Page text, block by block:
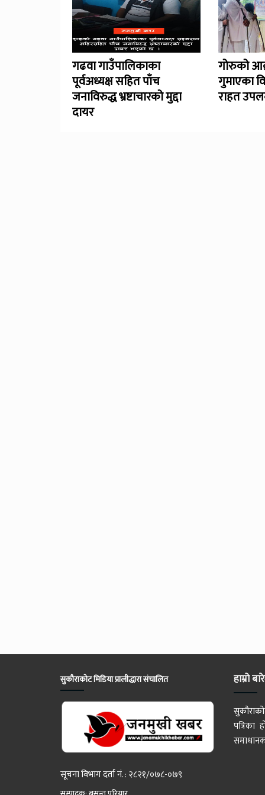
गढवा गाउँपालिकाका
पूर्वअध्यक्ष सहित पाँच
जनाविरुद्ध भ्रष्टाचारको मुद्दा
दायर
गोरुको
गुमाएका
राहत
सुकौराकोट मिडिया प्रालीद्धारा संचालित
सूचना विभाग दर्ता नं. : २८२१/०७८-०७९
हाम्रो